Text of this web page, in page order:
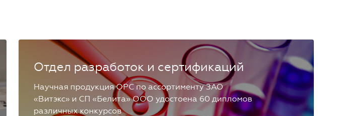
Отдел разработок и сертификаций
Научная продукция ОРС по ассортименту ЗАО
«Витэкс» и СП «Белита» ООО удостоена 60 дипломов
различных конкурсов